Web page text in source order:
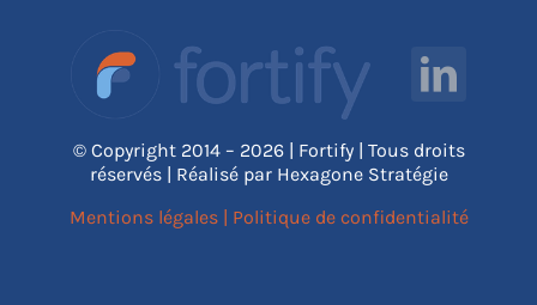
© Copyright 2014 – 2026 | Fortify | Tous droits
réservés | Réalisé par Hexagone Stratégie
Mentions légales| Politique de confidentialité